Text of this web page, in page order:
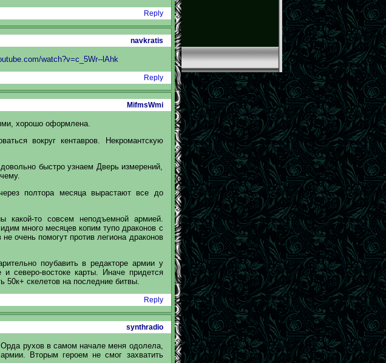
Reply
navkratis
watch?v=c_5Wr--lAhk
Reply
MifmsWmi
хорошо оформлена.
вокруг кентавров. Некромантскую
быстро узнаем Дверь измерений,
полтора месяца вырастают все до
какой-то совсем неподъемной армией.
много месяцев копим тупо драконов с
очень помогут против легиона драконов
поубавить в редакторе армии у
северо-востоке карты. Иначе придется
50к+ скелетов на последние битвы.
Reply
synthradio
рухов в самом начале меня одолела,
Вторым героем не смог захватить